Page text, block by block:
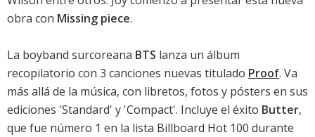
obra con Missing piece.
La boyband surcoreana BTS lanza un álbum
recopilatorio con 3 canciones nuevas titulado Proof. Va
más allá de la música, con libretos, fotos y pósters en sus
ediciones 'Standard' y 'Compact'. Incluye el éxito Butter,
que fue número 1 en la lista Billboard Hot 100 durante